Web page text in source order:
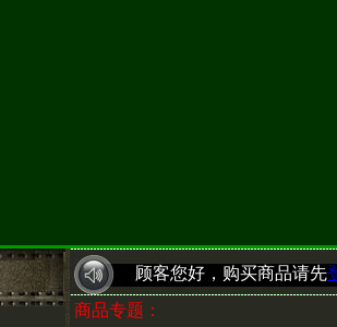
顾客您好，购买商品请先
商品专题：